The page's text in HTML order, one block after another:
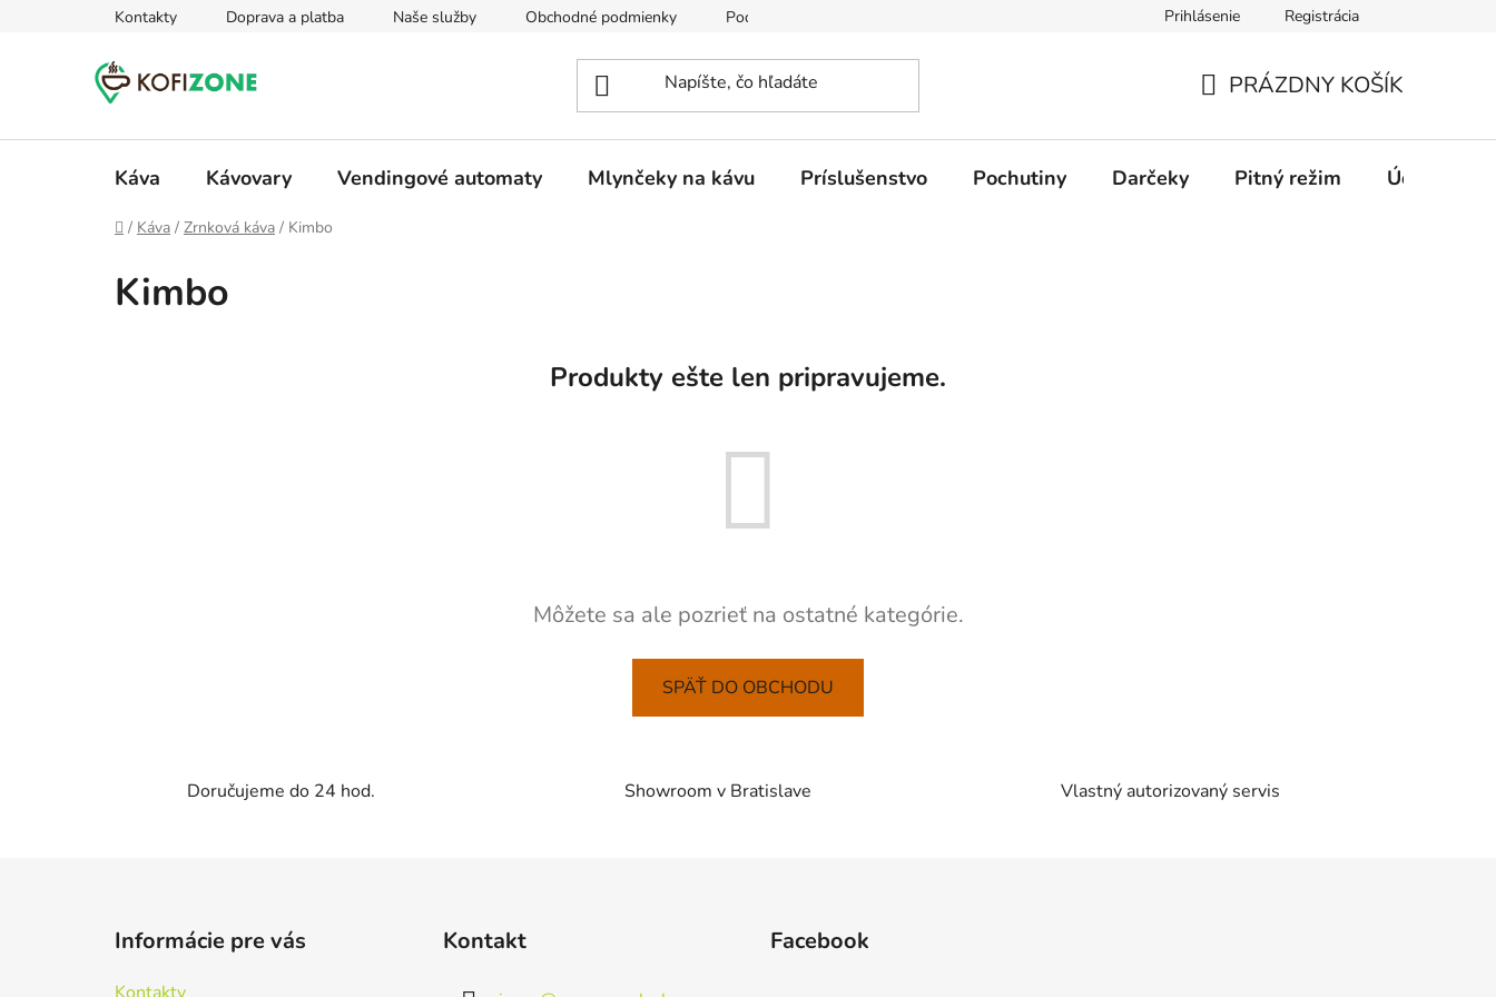
Kontakty Doprava a platba Naše služby Obchodné podmienky Podmienky ochrany osobných údajov Prihlásenie Registrácia
KOŠÍK
PRÁZDNY KOŠÍK
Káva Kávovary Vendingové automaty Mlynčeky na kávu Príslušenstvo Pochutiny Darčeky Pitný režim Údržba
Domov
/ Káva / Zrnková káva / Kimbo
Kimbo
Produkty ešte len pripravujeme.
Môžete sa ale pozrieť na ostatné kategórie.
SPÄŤ DO OBCHODU
Doručujeme do 24 hod. Showroom v Bratislave Vlastný autorizovaný servis
Informácie pre vás Kontakt Facebook